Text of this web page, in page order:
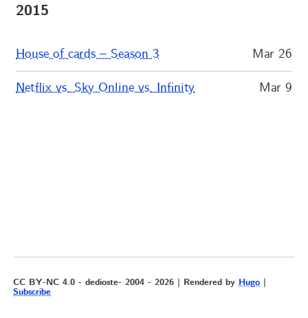
2015
House of cards – Season 3 Mar 26
Netflix vs. Sky Online vs. Infinity Mar 9
CC BY-NC 4.0 - dedioste- 2004 - 2026 | Rendered byHugo |
Subscribe